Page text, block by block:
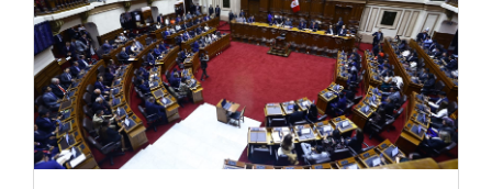
Veterinaria; y de Turismo y Hotelería.
Asimismo, se define que “la Universidad Nacional Alto
Huallaga (UNAHUA) puede ampliar su oferta educativa de
acuerdo con las necesidades locales, departamentales y
nacionales, de conformidad con exigencias de calidad
universitaria establecidas por ley”.